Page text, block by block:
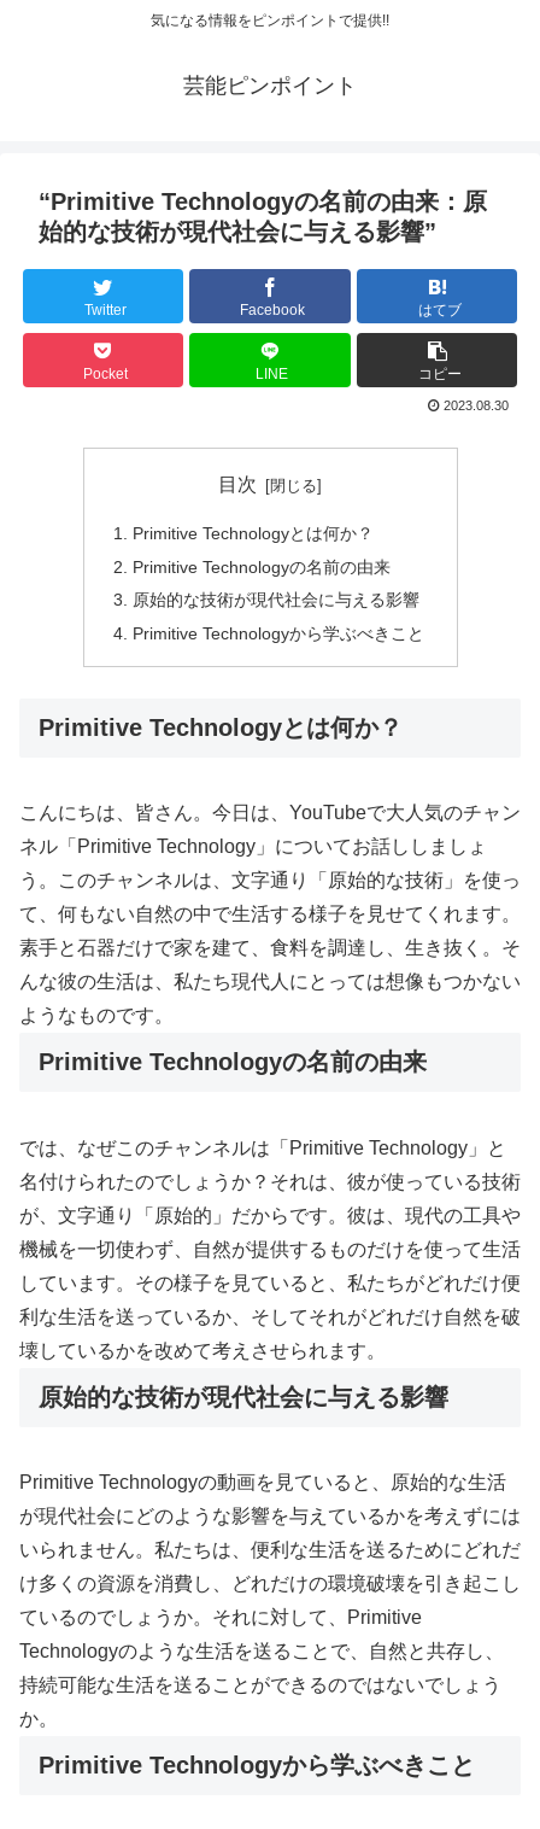
気になる情報をピンポイントで提供!!
芸能ピンポイント
“Primitive Technologyの名前の由来：原
始的な技術が現代社会に与える影響”
Twitter Facebook はてブ
Pocket LINE コピー
2023.08.30
目次
Primitive Technologyとは何か？
Primitive Technologyの名前の由来
原始的な技術が現代社会に与える影響
Primitive Technologyから学ぶべきこと
Primitive Technologyとは何か？
こんにちは、皆さん。今日は、YouTubeで大人気のチャン
ネル「Primitive Technology」についてお話ししましょ
う。このチャンネルは、文字通り「原始的な技術」を使っ
て、何もない自然の中で生活する様子を見せてくれます。
素手と石器だけで家を建て、食料を調達し、生き抜く。そ
んな彼の生活は、私たち現代人にとっては想像もつかない
ようなものです。
Primitive Technologyの名前の由来
では、なぜこのチャンネルは「Primitive Technology」と
名付けられたのでしょうか？それは、彼が使っている技術
が、文字通り「原始的」だからです。彼は、現代の工具や
機械を一切使わず、自然が提供するものだけを使って生活
しています。その様子を見ていると、私たちがどれだけ便
利な生活を送っているか、そしてそれがどれだけ自然を破
壊しているかを改めて考えさせられます。
原始的な技術が現代社会に与える影響
Primitive Technologyの動画を見ていると、原始的な生活
が現代社会にどのような影響を与えているかを考えずには
いられません。私たちは、便利な生活を送るためにどれだ
け多くの資源を消費し、どれだけの環境破壊を引き起こし
ているのでしょうか。それに対して、Primitive
Technologyのような生活を送ることで、自然と共存し、
持続可能な生活を送ることができるのではないでしょう
か。
Primitive Technologyから学ぶべきこと